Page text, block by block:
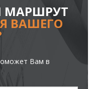
МАРШРУТ
ВАШЕГО
Вам в